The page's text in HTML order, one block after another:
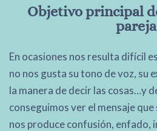
Objetivo principal
pareja
En ocasiones nos resulta difícil
no nos gusta su tono de voz, su
la manera de decir las cosas…y
conseguimos ver el mensaje que
nos produce confusión, enfado,